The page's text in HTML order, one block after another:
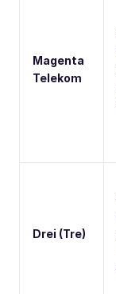
Magenta
Telekom
Drei (Tre)